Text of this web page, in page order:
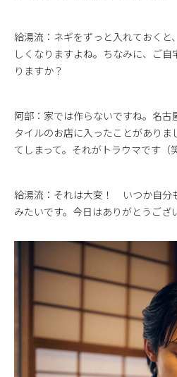
給湯流：ネギをずっと入れておくと
しくなりますよね。ちなみに、ご
りますか？
阿部：家では作らないですね。名古
タイルのお店に入ったことがありま
てしまって。それがトラウマです（
給湯流：それは大変！ いつか自分
みたいです。今日はありがとうござ